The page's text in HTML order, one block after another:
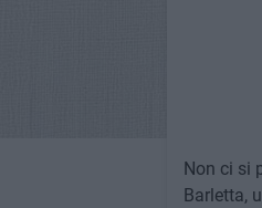
Non ci si
Barletta,